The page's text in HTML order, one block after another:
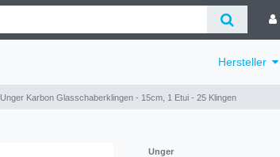
Hersteller
Unger Karbon Glasschaberklingen - 15cm, 1 Etui - 25 Klingen
Unger